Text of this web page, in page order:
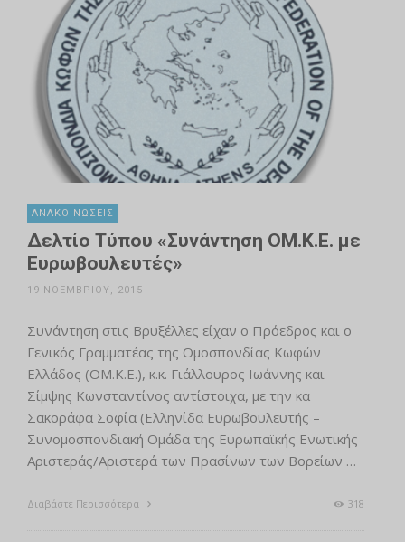
ΑΝΑΚΟΙΝΏΣΕΙΣ
Δελτίο Τύπου «Συνάντηση ΟΜ.Κ.Ε. με
Ευρωβουλευτές»
19 ΝΟΕΜΒΡΊΟΥ, 2015
Συνάντηση στις Βρυξέλλες είχαν ο Πρόεδρος και ο
Γενικός Γραμματέας της Ομοσπονδίας Κωφών
Ελλάδος (ΟΜ.Κ.Ε.), κ.κ. Γιάλλουρος Ιωάννης και
Σίμψης Κωνσταντίνος αντίστοιχα, με την κα
Σακοράφα Σοφία (Ελληνίδα Ευρωβουλευτής –
Συνομοσπονδιακή Ομάδα της Ευρωπαϊκής Ενωτικής
Αριστεράς/Αριστερά των Πρασίνων των Βορείων …
Διαβάστε Περισσότερα 318